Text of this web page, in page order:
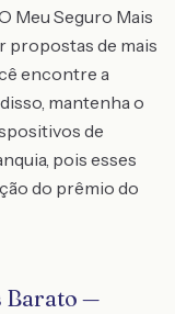
Meu Seguro Mais
propostas de mais
encontre a
mantenha o
de
pois esses
do prêmio do
Barato —